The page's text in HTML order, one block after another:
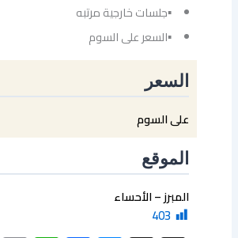
▪جلسات خارجية مرتبه
▪السعر على السوم
السعر
على السوم
الموقع
المبرز – الأحساء
403